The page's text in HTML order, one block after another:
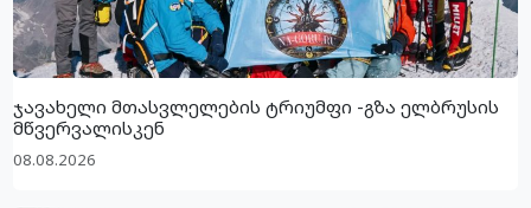
ჯავახელი მთასვლელების ტრიუმფი -გზა ელბრუსის
მწვერვალისკენ
08.08.2026